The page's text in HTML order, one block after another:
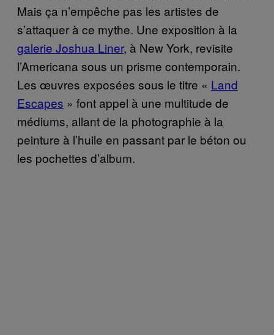
Mais ça n’empêche pas les artistes de
s’attaquer à ce mythe. Une exposition à la
galerie Joshua Liner, à New York, revisite
l’Americana sous un prisme contemporain.
Les œuvres exposées sous le titre « Land
Escapes » font appel à une multitude de
médiums, allant de la photographie à la
peinture à l’huile en passant par le béton ou
les pochettes d’album.